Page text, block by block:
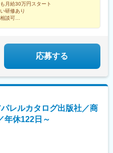
月給30万円スタート
研修あり
談可
応募する
レルカタログ出版社／商
年休122日～